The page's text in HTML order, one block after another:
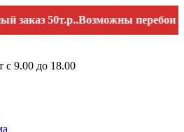
перебои со
9.00 до 18.00